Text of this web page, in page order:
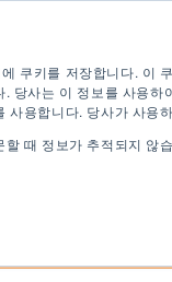
쿠키를 저장합니다. 이
당사는 이 정보를 사용
사용합니다. 당사가 사용
때 정보가 추적되지 않